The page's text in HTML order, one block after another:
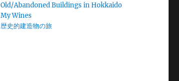
Old/Abandoned Buildings in Hokkaido
My Wines
歴史的建造物の旅